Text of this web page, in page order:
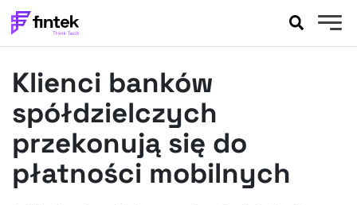
BANKOWOŚĆ
EVENTY
FELIETONY
WYWIADY
LEGAL
Klienci banków
spółdzielczych
przekonują się do
płatności mobilnych